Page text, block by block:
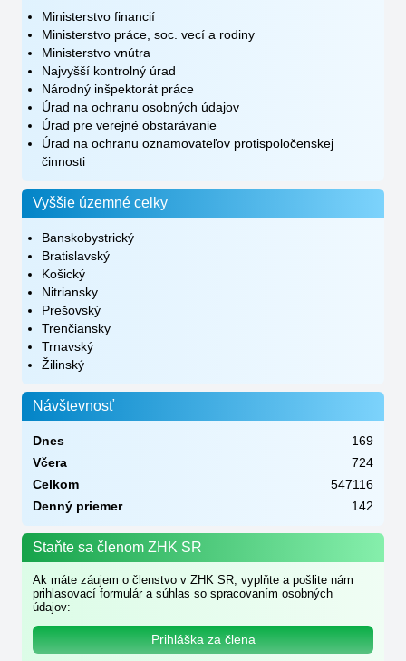
Ministerstvo financií
Ministerstvo práce, soc. vecí a rodiny
Ministerstvo vnútra
Najvyšší kontrolný úrad
Národný inšpektorát práce
Úrad na ochranu osobných údajov
Úrad pre verejné obstarávanie
Úrad na ochranu oznamovateľov protispoločenskej
činnosti
Vyššie územné celky
Banskobystrický
Bratislavský
Košický
Nitriansky
Prešovský
Trenčiansky
Trnavský
Žilinský
Návštevnosť
Dnes
169
Včera
724
Celkom
547116
Denný priemer
142
Staňte sa členom ZHK SR
Ak máte záujem o členstvo v ZHK SR, vyplňte a pošlite nám
prihlasovací formulár a súhlas so spracovaním osobných
údajov:
Prihláška za člena